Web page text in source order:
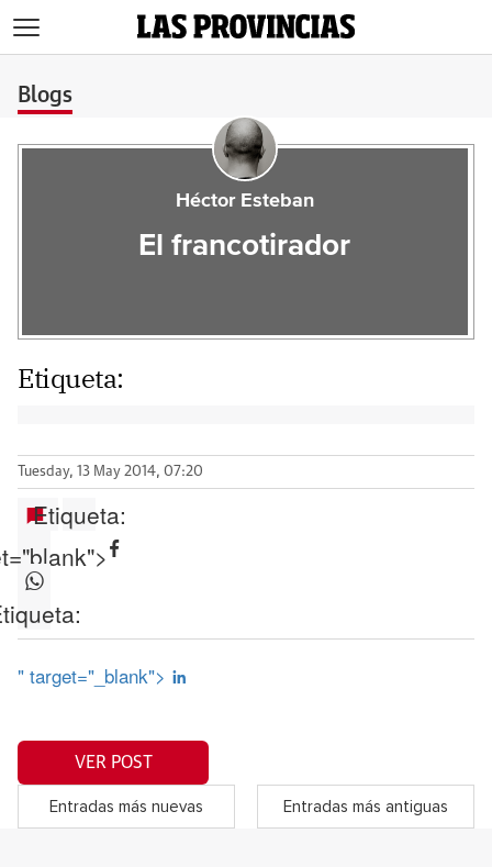
Blogs
Héctor Esteban
El francotirador
Etiqueta:
Tuesday, 13 May 2014, 07:20
Etiqueta:
" target="_blank">
VER POST
Entradas más nuevas Entradas más antiguas